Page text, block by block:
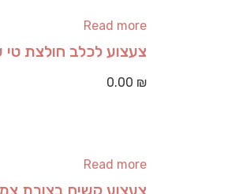
Read more
צעצוע לכלב חולצת טי עם
0.00 ₪
Read more
צעצוע קשיח בצורת צמיג 1